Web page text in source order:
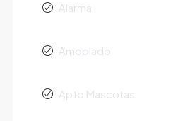
Alarma
Amoblado
Apto Mascotas